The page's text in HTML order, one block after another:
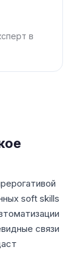
в
soft skills
связи